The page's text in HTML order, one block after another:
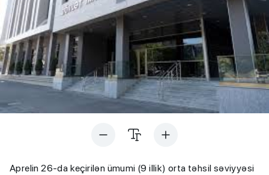
Aprelin 26-da keçirilən ümumi (9 illik) orta təhsil səviyyəsi